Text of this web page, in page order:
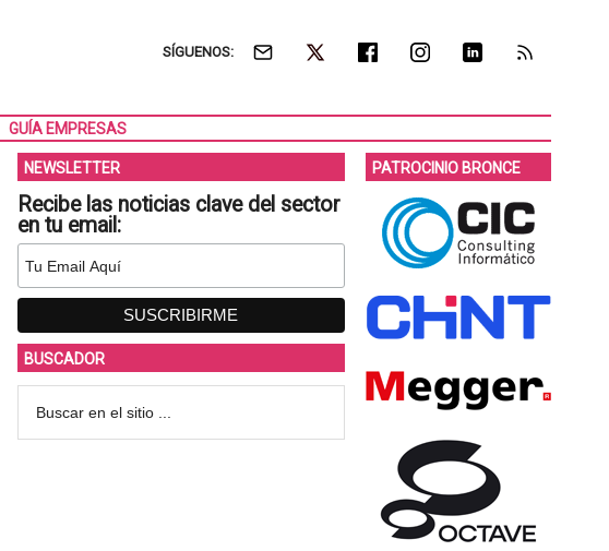
SÍGUENOS:
GUÍA EMPRESAS
NEWSLETTER
Recibe las noticias clave del sector
en tu email:
BUSCADOR
PATROCINIO BRONCE